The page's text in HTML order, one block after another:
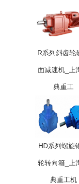
R系列斜齿轮
面减速机_上
典重工
HD系列螺旋
轮转向箱_上
典重工机